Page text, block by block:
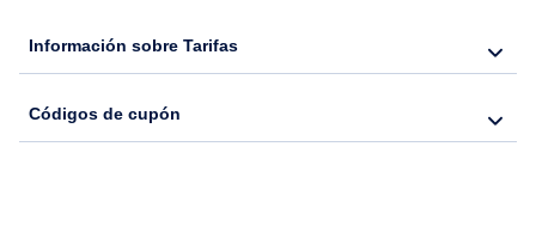
Información sobre Tarifas
Códigos de cupón